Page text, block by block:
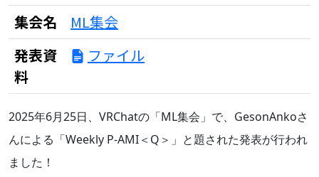
集会名
ML集会
発表資
料
ファイル
2025年6月25日、VRChatの「ML集会」で、GesonAnkoさ
んによる「Weekly P-AMI＜Q＞」と題された発表が行われ
ました！